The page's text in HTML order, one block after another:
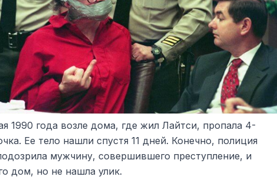
1990 года возле дома, где жил Лайтси, пропала 4-
Ее тело нашли спустя 11 дней. Конечно, полиция
мужчину, совершившего преступление, и
дом, но не нашла улик.